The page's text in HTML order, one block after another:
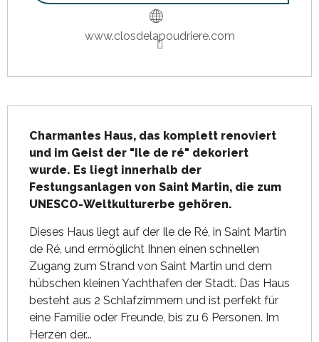
www.closdelapoudriere.com
Charmantes Haus, das komplett renoviert
und im Geist der "Ile de ré" dekoriert
wurde. Es liegt innerhalb der
Festungsanlagen von Saint Martin, die zum
UNESCO-Weltkulturerbe gehören.
Dieses Haus liegt auf der Ile de Ré, in Saint Martin
de Ré, und ermöglicht Ihnen einen schnellen
Zugang zum Strand von Saint Martin und dem
hübschen kleinen Yachthafen der Stadt. Das Haus
besteht aus 2 Schlafzimmern und ist perfekt für
eine Familie oder Freunde, bis zu 6 Personen. Im
Herzen der...